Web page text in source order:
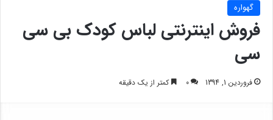
گهواره
فروش اینترنتی لباس کودک بی سی
سی
فروردین 1, 1394 0 کمتر از یک دقیقه